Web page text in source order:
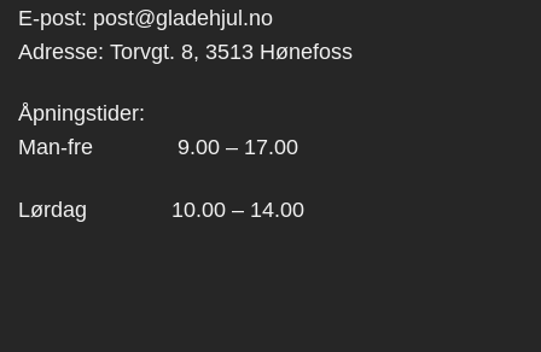
E-post: post@gladehjul.no
Adresse: Torvgt. 8, 3513 Hønefoss
Åpningstider:
Man-fre 9.00 – 17.00
Lørdag 10.00 – 14.00